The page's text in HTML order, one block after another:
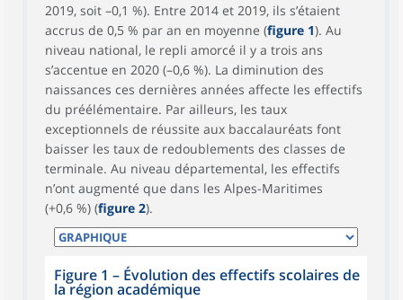
2019, soit –0,1 %). Entre 2014 et 2019, ils s’étaient
accrus de 0,5 % par an en moyenne (figure 1). Au
niveau national, le repli amorcé il y a trois ans
s’accentue en 2020 (–0,6 %). La diminution des
naissances ces dernières années affecte les effectifs
du préélémentaire. Par ailleurs, les taux
exceptionnels de réussite aux baccalauréats font
baisser les taux de redoublements des classes de
terminale. Au niveau départemental, les effectifs
n’ont augmenté que dans les Alpes-Maritimes
(+0,6 %) (figure 2).
Figure 1 – Évolution des effectifs scolaires de
la région académique